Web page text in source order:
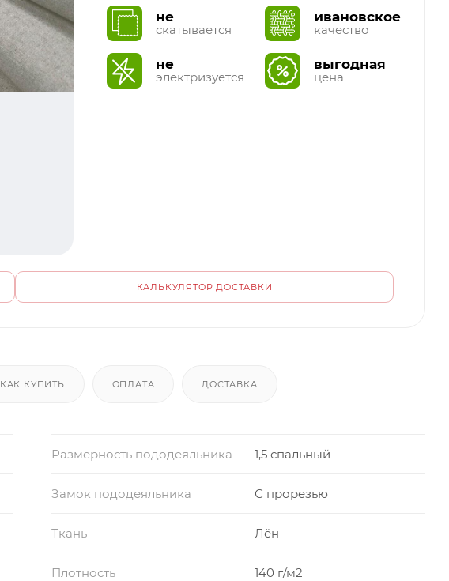
не
скатывается
не
электризуется
ивановское
качество
выгодная
цена
КАЛЬКУЛЯТОР ДОСТАВКИ
КАК КУПИТЬ ОПЛАТА ДОСТАВКА
Размерность пододеяльника 1,5 спальный
Замок пододеяльника С прорезью
Ткань Лён
Плотность 140 г/м2